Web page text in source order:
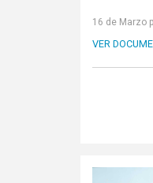
16 de Marzo
VER